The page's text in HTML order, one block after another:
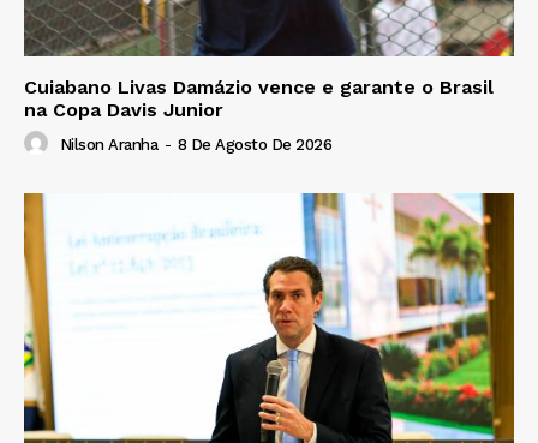
Cuiabano Livas Damázio vence e garante o Brasil
na Copa Davis Junior
Nilson Aranha - 8 De Agosto De 2026